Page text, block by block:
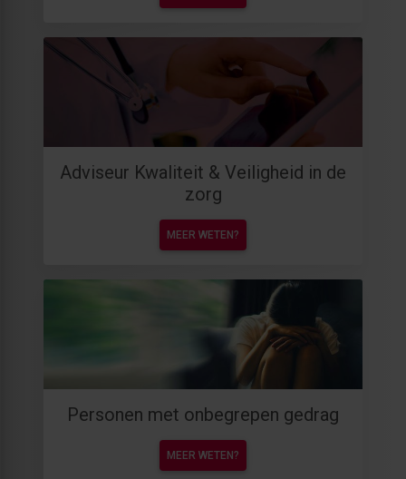
Adviseur Kwaliteit & Veiligheid in de
zorg
MEER WETEN?
Personen met onbegrepen gedrag
MEER WETEN?